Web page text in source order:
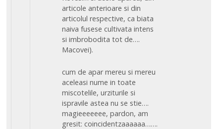
articole anterioare si din
articolul respective, ca biata
naiva fusese cultivata intens
si imbrobodita tot de….
Macovei).
cum de apar mereu si mereu
aceleasi nume in toate
miscotelile, urziturile si
ispravile astea nu se stie….
magieeeeeee, pardon, am
gresit: coincidentzaaaaaa…….